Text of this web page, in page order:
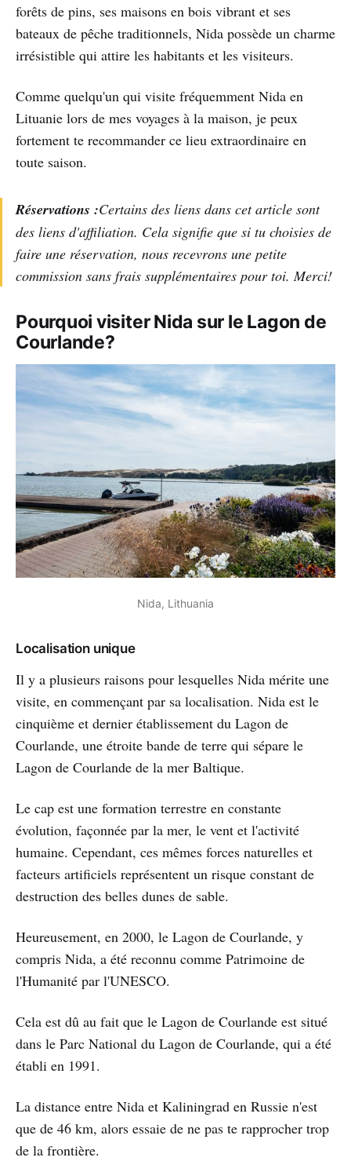
forêts de pins, ses maisons en bois vibrant et ses
bateaux de pêche traditionnels, Nida possède un charme
irrésistible qui attire les habitants et les visiteurs.
Comme quelqu'un qui visite fréquemment Nida en
Lituanie lors de mes voyages à la maison, je peux
fortement te recommander ce lieu extraordinaire en
toute saison.
Réservations :Certains des liens dans cet article sont
des liens d'affiliation. Cela signifie que si tu choisies de
faire une réservation, nous recevrons une petite
commission sans frais supplémentaires pour toi. Merci!
Pourquoi visiter Nida sur le Lagon de
Courlande?
Nida, Lithuania
Localisation unique
Il y a plusieurs raisons pour lesquelles Nida mérite une
visite, en commençant par sa localisation. Nida est le
cinquième et dernier établissement du Lagon de
Courlande, une étroite bande de terre qui sépare le
Lagon de Courlande de la mer Baltique.
Le cap est une formation terrestre en constante
évolution, façonnée par la mer, le vent et l'activité
humaine. Cependant, ces mêmes forces naturelles et
facteurs artificiels représentent un risque constant de
destruction des belles dunes de sable.
Heureusement, en 2000, le Lagon de Courlande, y
compris Nida, a été reconnu comme Patrimoine de
l'Humanité par l'UNESCO.
Cela est dû au fait que le Lagon de Courlande est situé
dans le Parc National du Lagon de Courlande, qui a été
établi en 1991.
La distance entre Nida et Kaliningrad en Russie n'est
que de 46 km, alors essaie de ne pas te rapprocher trop
de la frontière.